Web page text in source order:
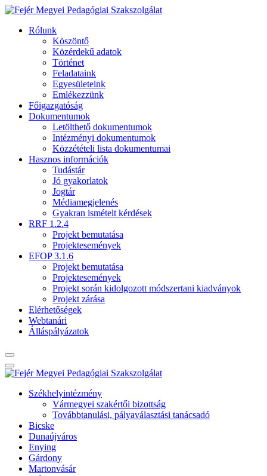
Rólunk
Köszöntő
Közérdekű adatok
Történet
Feladataink
Egyesületeink
Emlékezzünk
Főigazgatóság
Dokumentumok
Letölthető dokumentumok
Intézményi dokumentumok
Közzétételi lista dokumentumai
Hasznos információk
Tudástár
Jó gyakorlatok
Jogtár
Médiamegjelenés
Gyakran ismételt kérdések
RRF 1.2.4
Projekt bemutatása
Projektesemények
EFOP 3.1.6
Projekt bemutatása
Projektesemények
Projekt során kidolgozott módszertani kiadványok
Projekt zárása
Elérhetőségek
Webtanári
Álláspályázatok
Székhelyintézmény
Vármegyei szakértői bizottság
Továbbtanulási, pályaválasztási tanácsadó
Bicske
Dunaújváros
Enying
Gárdony
Martonvásár